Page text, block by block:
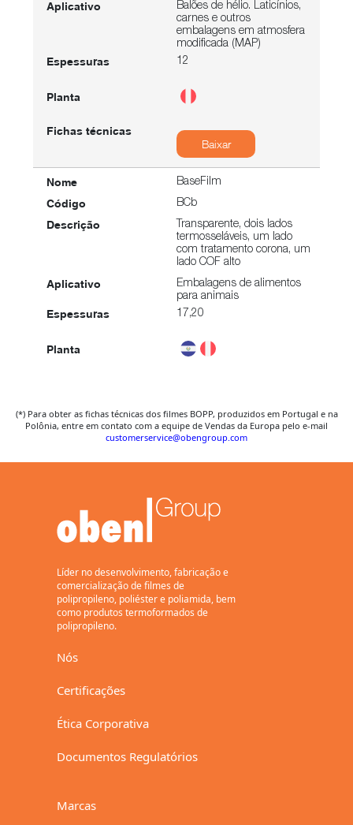
Balões de hélio. Laticínios,
carnes e outros
embalagens em atmosfera
modificada (MAP)
12
Baixar
BaseFilm
BCb
Transparente, dois lados
termosseláveis, um lado
com tratamento corona, um
lado COF alto
Embalagens de alimentos
para animais
17,20
BaseFilm
tratamento corona em uma
face, base para metalização
15,17
Filme base para
(*) Para obter as fichas técnicas dos filmes BOPP, produzidos em Portugal e na
Polônia, entre em contato com a equipe de Vendas da Europa pelo e-mail
customerservice@obengroup.com
Líder no desenvolvimento, fabricação e
comercialização de filmes de
polipropileno, poliéster e poliamida, bem
como produtos termoformados de
polipropileno.
Nós
Certificações
Ética Corporativa
Documentos Regulatórios
Marcas